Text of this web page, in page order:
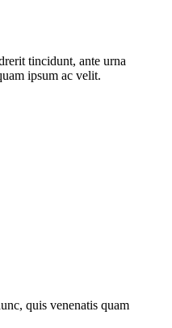
tincidunt, ante urna
ipsum ac velit.
quis venenatis quam